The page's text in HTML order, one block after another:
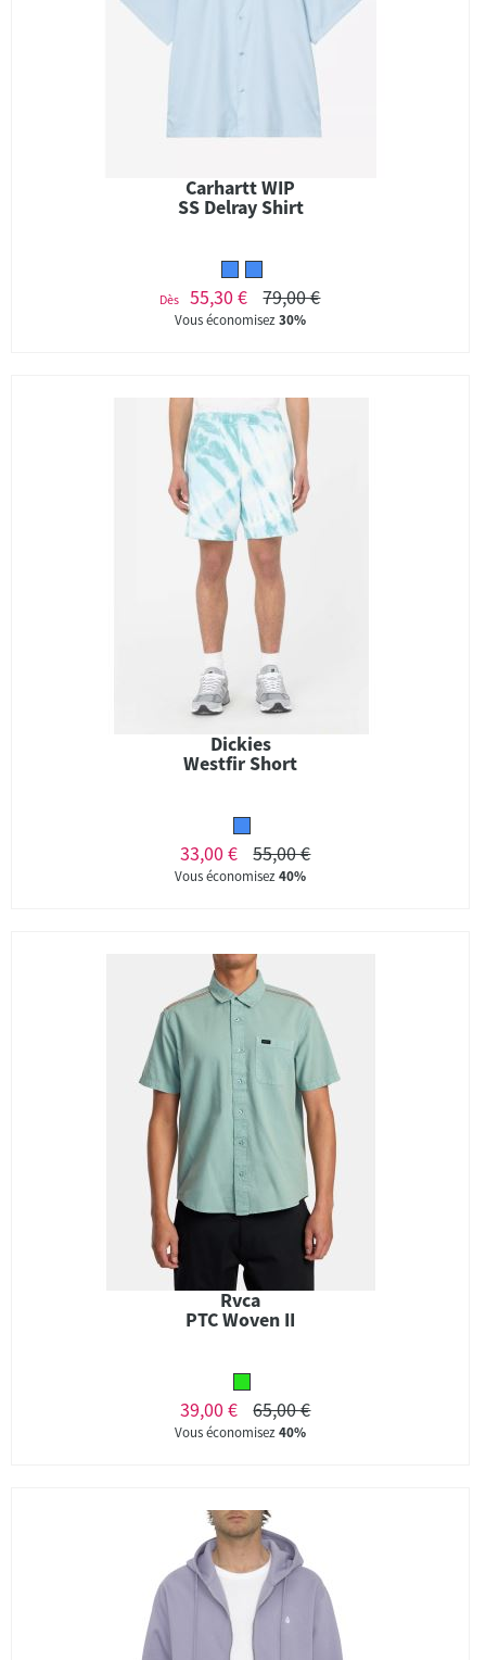
Carhartt WIP
SS Delray Shirt
Dès 55,30 € 79,00 €
Vous économisez30%
Dickies
Westfir Short
33,00 € 55,00 €
Vous économisez40%
Rvca
PTC Woven II
39,00 € 65,00 €
Vous économisez40%